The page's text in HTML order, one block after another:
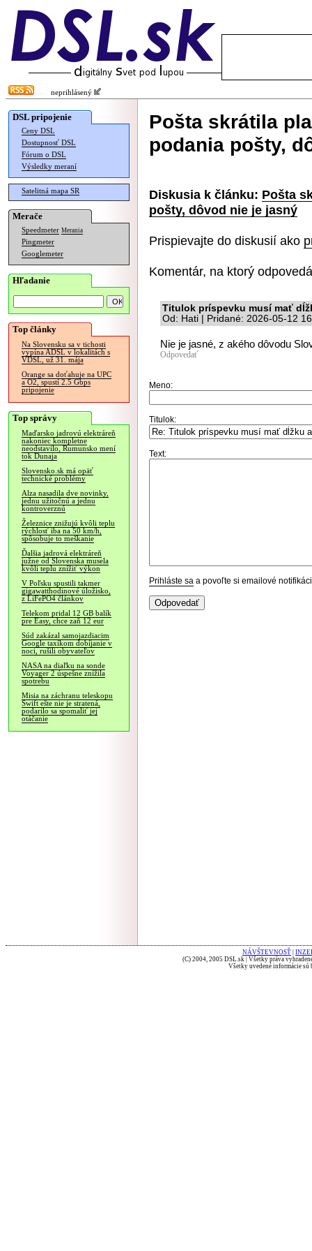
neprihlásený
DSL pripojenie
Ceny DSL
Dostupnosť DSL
Fórum o DSL
Výsledky meraní
Satelitná mapa SR
Merače
Speedmeter Merania
Pingmeter
Googlemeter
Hľadanie
Top články
Na Slovensku sa v tichosti
vypína ADSL v lokalitách s
VDSL, už 31. mája
Orange sa doťahuje na UPC
a O2, spustí 2.5 Gbps
pripojenie
Top správy
Maďarsko jadrovú elektráreň
nakoniec kompletne
neodstavilo, Rumunsko mení
tok Dunaja
Slovensko.sk má opäť
technické problémy
Alza nasadila dve novinky,
jednu užitočnú a jednu
kontroverznú
Železnice znižujú kvôli teplu
rýchlosť iba na 50 km/h,
spôsobuje to meškanie
Ďalšia jadrová elektráreň
južne od Slovenska musela
kvôli teplu znížiť výkon
V Poľsku spustili takmer
gigawatthodinové úložisko,
z LiFePO4 článkov
Telekom pridal 12 GB balík
pre Easy, chce zaň 12 eur
Súd zakázal samojazdiacim
Google taxíkom dobíjanie v
noci, rušili obyvateľov
NASA na diaľku na sonde
Voyager 2 úspešne znížila
spotrebu
Misia na záchranu teleskopu
Swift ešte nie je stratená,
podarilo sa spomaliť jej
otáčanie
Pošta skrátila
podania pošty,
Diskusia k článku: Pošta
pošty, dôvod nie je jasný
Prispievajte do diskusií ako
Komentár, na ktorý
Titulok príspevku musí mať
Od: Hati | Pridané: 2026-05-12
Nie je jasné, z akého dôvodu
Odpovedať
Meno:
Titulok:
Text:
Prihláste sa a povoľte si emailové
NÁVŠTEVNOSŤ
(C) 2004, 2005 DSL.sk | Všetky práva
Všetky uvedené informácie sú